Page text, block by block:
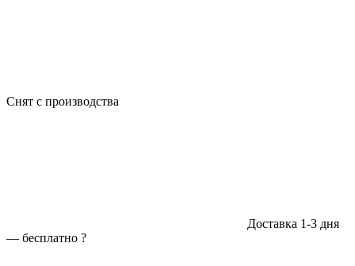
Снят с производства
Доставка 1-3 дня
— бесплатно ?